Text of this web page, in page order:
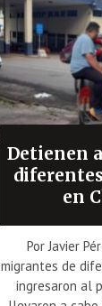
Detienen
en
Por Javier
migrantes de
ingresaron al